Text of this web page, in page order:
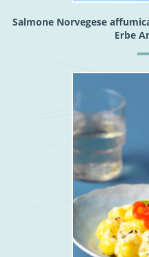
Salmone Norvegese
Erbe